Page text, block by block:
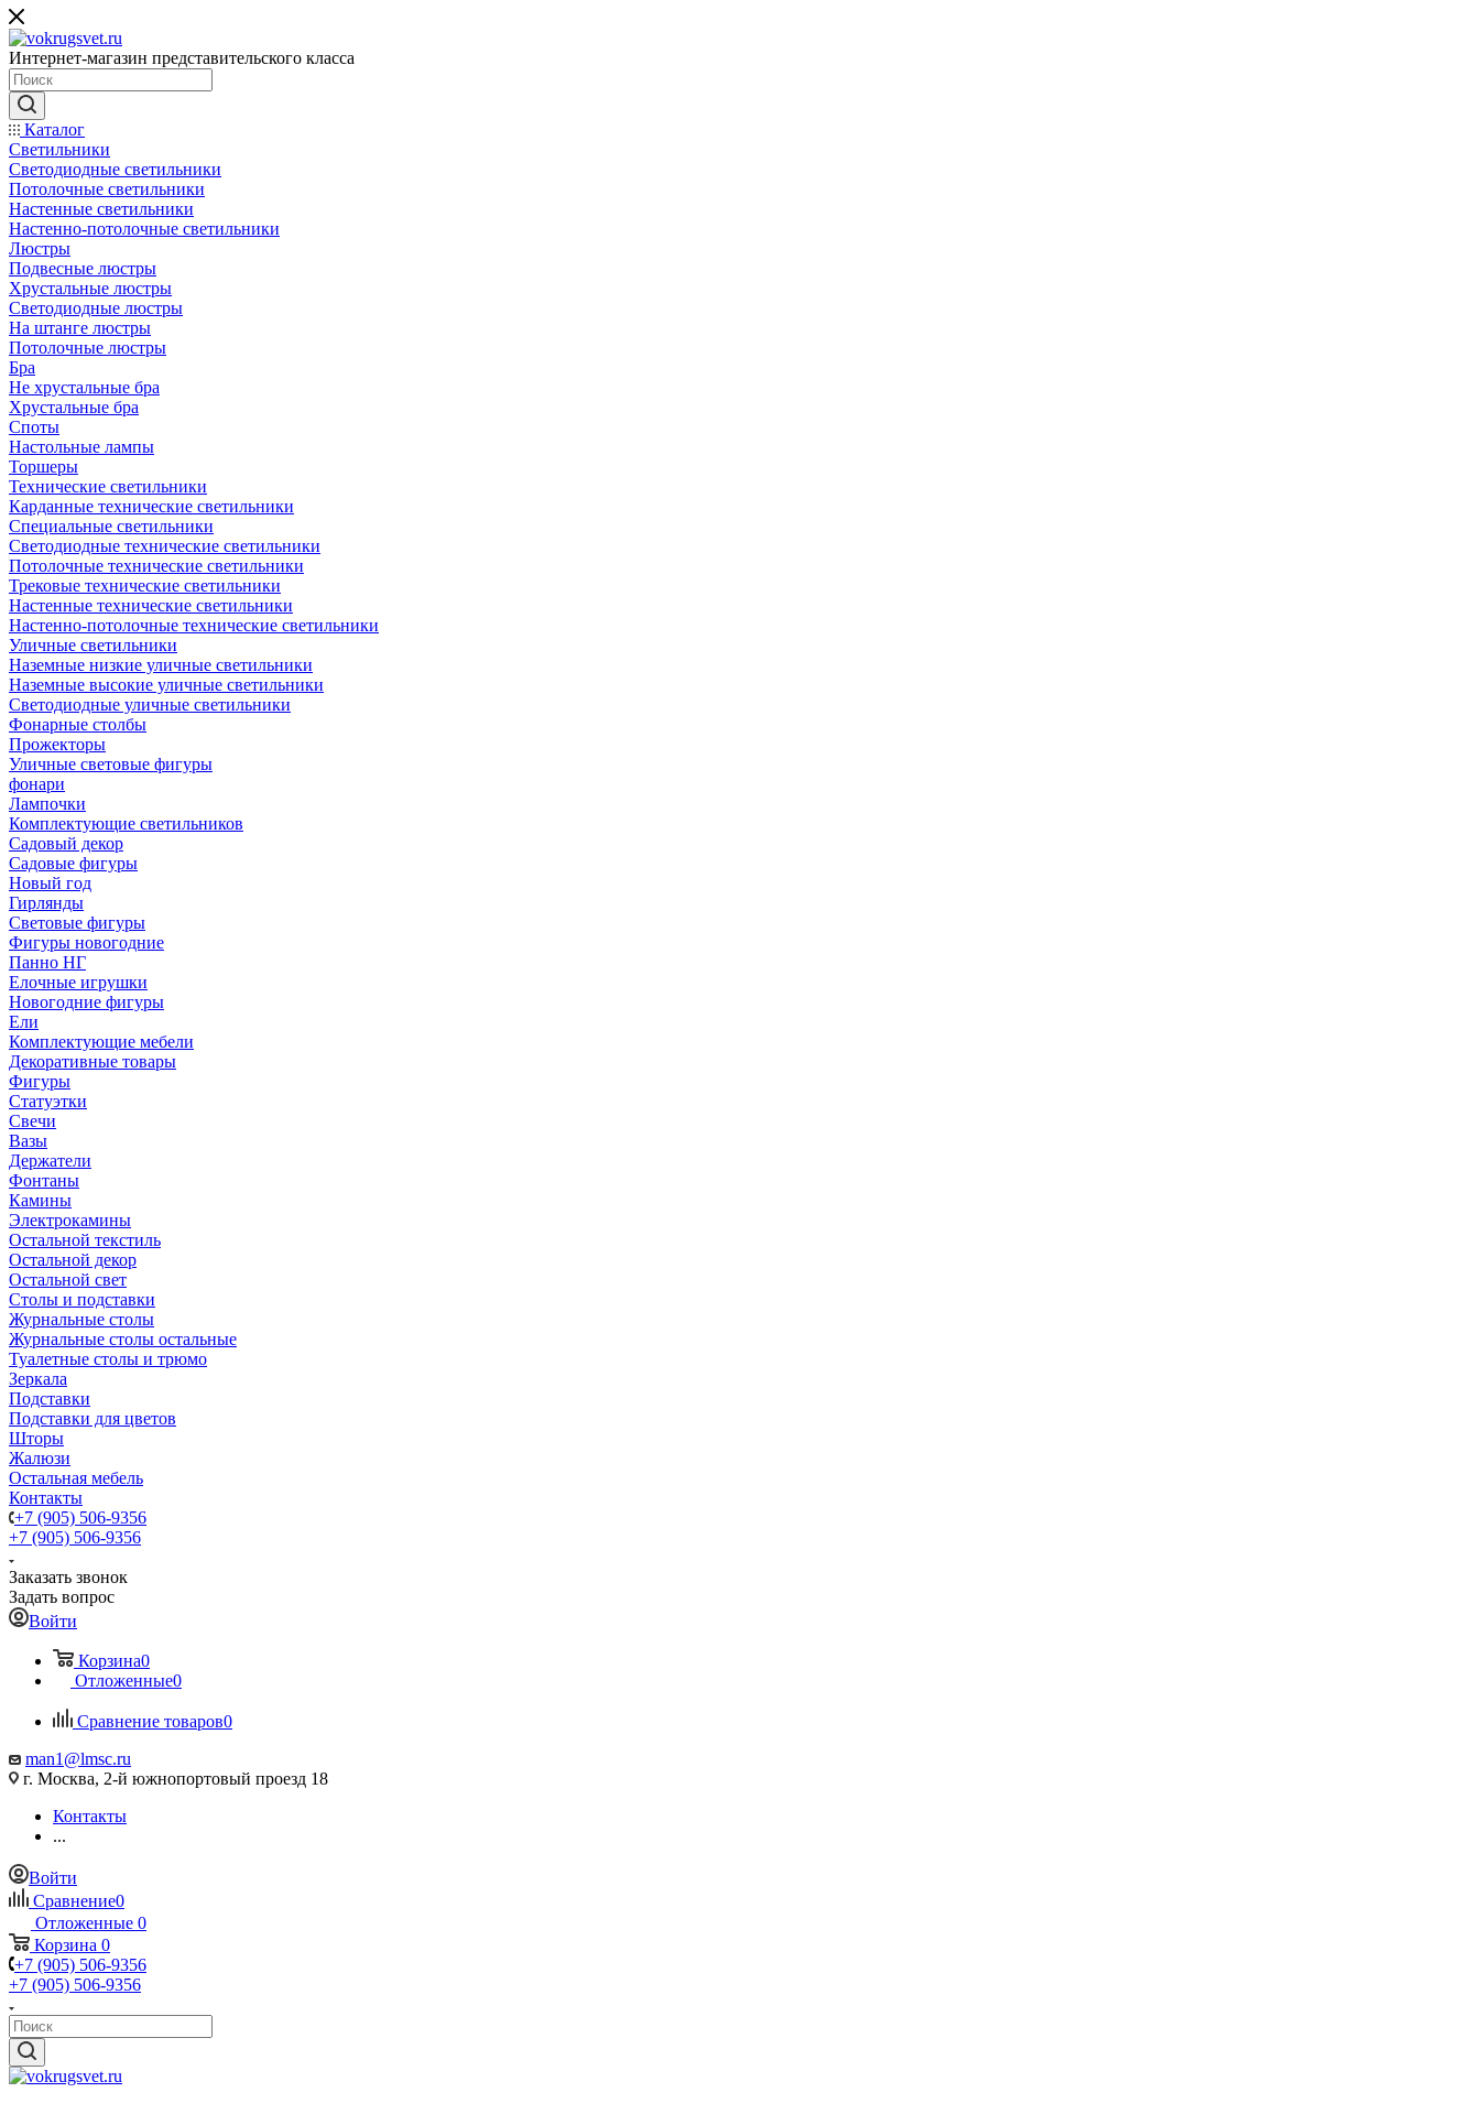
Интернет-магазин представительского класса
Каталог
Светильники
Светодиодные светильники
Потолочные светильники
Настенные светильники
Настенно-потолочные светильники
Люстры
Подвесные люстры
Хрустальные люстры
Светодиодные люстры
На штанге люстры
Потолочные люстры
Бра
Не хрустальные бра
Хрустальные бра
Споты
Настольные лампы
Торшеры
Технические светильники
Карданные технические светильники
Специальные светильники
Светодиодные технические светильники
Потолочные технические светильники
Трековые технические светильники
Настенные технические светильники
Настенно-потолочные технические светильники
Уличные светильники
Наземные низкие уличные светильники
Наземные высокие уличные светильники
Светодиодные уличные светильники
Фонарные столбы
Прожекторы
Уличные световые фигуры
фонари
Лампочки
Комплектующие светильников
Садовый декор
Садовые фигуры
Новый год
Гирлянды
Световые фигуры
Фигуры новогодние
Панно НГ
Елочные игрушки
Новогодние фигуры
Ели
Комплектующие мебели
Декоративные товары
Фигуры
Статуэтки
Свечи
Вазы
Держатели
Фонтаны
Камины
Электрокамины
Остальной текстиль
Остальной декор
Остальной свет
Столы и подставки
Журнальные столы
Журнальные столы остальные
Туалетные столы и трюмо
Зеркала
Подставки
Подставки для цветов
Шторы
Жалюзи
Остальная мебель
Контакты
+7 (905) 506-9356
+7 (905) 506-9356
Заказать звонок
Задать вопрос
Войти
Корзина0
Отложенные0
Сравнение товаров0
man1@lmsc.ru
г. Москва, 2-й южнопортовый проезд 18
Контакты
...
Войти
Сравнение0
Отложенные 0
Корзина 0
+7 (905) 506-9356
+7 (905) 506-9356